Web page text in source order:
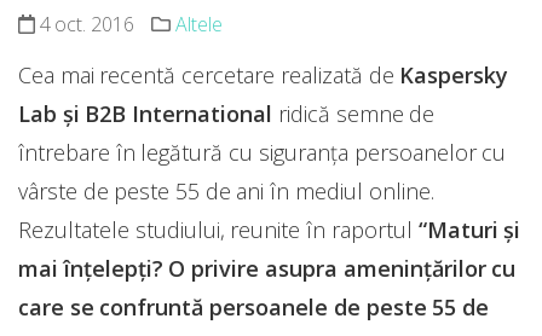
4 oct. 2016 Altele
Cea mai recentă cercetare realizată de Kaspersky
Lab și B2B International ridică semne de
întrebare în legătură cu siguranța persoanelor cu
vârste de peste 55 de ani în mediul online.
Rezultatele studiului, reunite în raportul “Maturi și
mai înțelepți? O privire asupra amenințărilor cu
care se confruntă persoanele de peste 55 de